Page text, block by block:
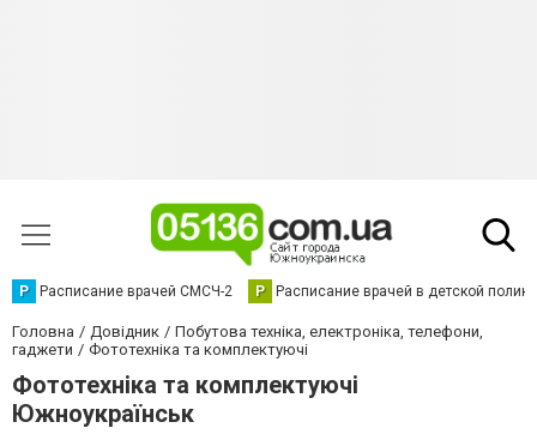
Р Расписание врачей СМСЧ-2 Р Расписание врачей в детской
Головна Довідник
Побутова техніка, електроніка, телефони,
гаджети
Фототехніка та комплектуючі
Фототехніка та комплектуючі
Южноукраїнськ